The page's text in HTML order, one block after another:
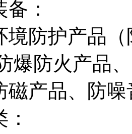
：
境防护产品
爆防火产品
磁产品、防